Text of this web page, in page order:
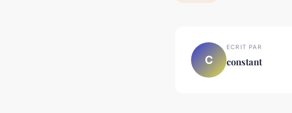
C
ECRIT PAR
constant